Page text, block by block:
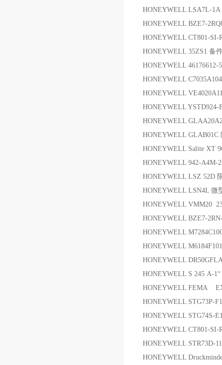
HONEYWELL LSA7L-
HONEYWELL BZE7-
HONEYWELL CT801-SI-
HONEYWELL 35ZS1 备
HONEYWELL 46176612-
HONEYWELL
HONEYWELL
HONEYWELL YSTD924-
HONEYWELL
HONEYWELL GLAB01C
HONEYWELL Salite XT
HONEYWELL 942-A4M-
HONEYWELL LSZ 52D
HONEYWELL LSN4L 微
HONEYWELL VMM20
HONEYWELL BZE7-
HONEYWELL
HONEYWELL
HONEYWELL
HONEYWELL S 245 A-
HONEYWELL FEMA
HONEYWELL STG73P-
HONEYWELL STG74S-
HONEYWELL CT801-SI-
HONEYWELL STR73D-
HONEYWELL